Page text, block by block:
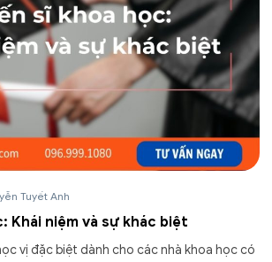
Tuyết Anh
Khái niệm và sự khác biệt
vị đặc biệt dành cho các nhà khoa học có